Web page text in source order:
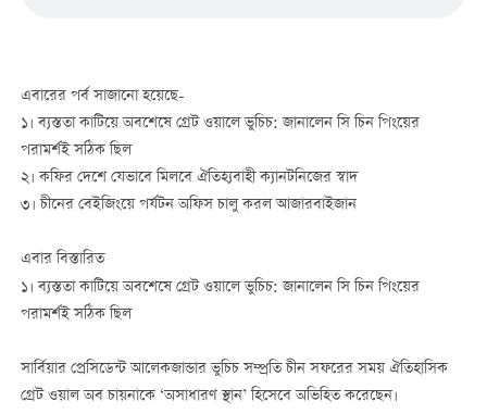
এবারের পর্ব সাজানো হয়েছে-
১। ব্যস্ততা কাটিয়ে অবশেষে গ্রেট ওয়ালে ভুচিচ: জানালেন সি চিন পিংয়ের
পরামর্শই সঠিক ছিল
২। কফির দেশে যেভাবে মিলবে ঐতিহ্যবাহী ক্যানটনিজের স্বাদ
৩। চীনের বেইজিংয়ে পর্যটন অফিস চালু করল আজারবাইজান
এবার বিস্তারিত
১। ব্যস্ততা কাটিয়ে অবশেষে গ্রেট ওয়ালে ভুচিচ: জানালেন সি চিন পিংয়ের
পরামর্শই সঠিক ছিল
সার্বিয়ার প্রেসিডেন্ট আলেকজান্ডার ভুচিচ সম্প্রতি চীন সফরের সময় ঐতিহাসিক
গ্রেট ওয়াল অব চায়নাকে ‘অসাধারণ স্থান’ হিসেবে অভিহিত করেছেন।